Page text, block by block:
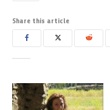
Share this article